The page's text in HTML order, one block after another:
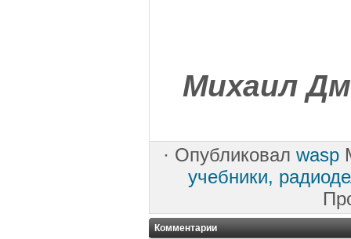
Михаил
· Опубликовал wasp
учебники,
Комментарии